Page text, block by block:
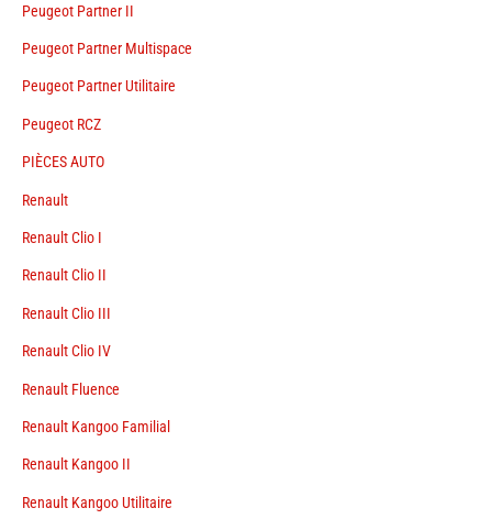
Peugeot Partner II
Peugeot Partner Multispace
Peugeot Partner Utilitaire
Peugeot RCZ
PIÈCES AUTO
Renault
Renault Clio I
Renault Clio II
Renault Clio III
Renault Clio IV
Renault Fluence
Renault Kangoo Familial
Renault Kangoo II
Renault Kangoo Utilitaire